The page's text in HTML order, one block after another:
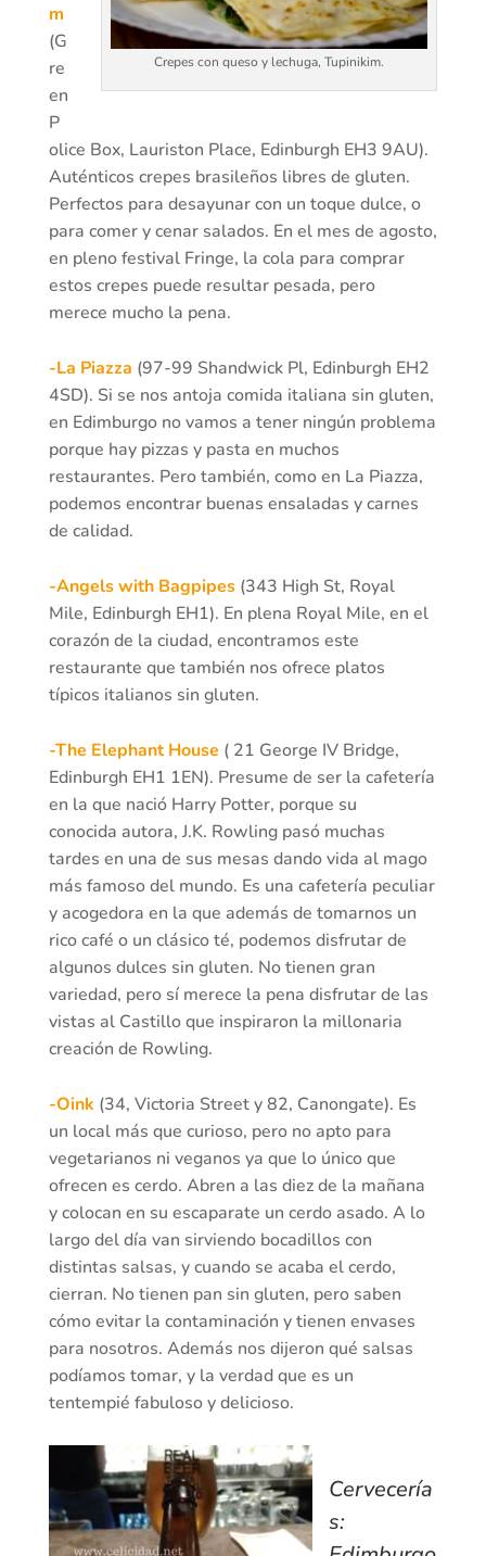
Crepes con queso y lechuga, Tupinikim.
m
(G
re
en
P
olice Box, Lauriston Place, Edinburgh EH3 9AU).
Auténticos crepes brasileños libres de gluten.
Perfectos para desayunar con un toque dulce, o
para comer y cenar salados. En el mes de agosto,
en pleno festival Fringe, la cola para comprar
estos crepes puede resultar pesada, pero
merece mucho la pena.
-La Piazza (97-99 Shandwick Pl, Edinburgh EH2
4SD). Si se nos antoja comida italiana sin gluten,
en Edimburgo no vamos a tener ningún problema
porque hay pizzas y pasta en muchos
restaurantes. Pero también, como en La Piazza,
podemos encontrar buenas ensaladas y carnes
de calidad.
-Angels with Bagpipes (343 High St, Royal
Mile, Edinburgh EH1). En plena Royal Mile, en el
corazón de la ciudad, encontramos este
restaurante que también nos ofrece platos
típicos italianos sin gluten.
-The Elephant House ( 21 George IV Bridge,
Edinburgh EH1 1EN). Presume de ser la cafetería
en la que nació Harry Potter, porque su
conocida autora, J.K. Rowling pasó muchas
tardes en una de sus mesas dando vida al mago
más famoso del mundo. Es una cafetería peculiar
y acogedora en la que además de tomarnos un
rico café o un clásico té, podemos disfrutar de
algunos dulces sin gluten. No tienen gran
variedad, pero sí merece la pena disfrutar de las
vistas al Castillo que inspiraron la millonaria
creación de Rowling.
-Oink (34, Victoria Street y 82, Canongate). Es
un local más que curioso, pero no apto para
vegetarianos ni veganos ya que lo único que
ofrecen es cerdo. Abren a las diez de la mañana
y colocan en su escaparate un cerdo asado. A lo
largo del día van sirviendo bocadillos con
distintas salsas, y cuando se acaba el cerdo,
cierran. No tienen pan sin gluten, pero saben
cómo evitar la contaminación y tienen envases
para nosotros. Además nos dijeron qué salsas
podíamos tomar, y la verdad que es un
tentempié fabuloso y delicioso.
Cervecería
s: